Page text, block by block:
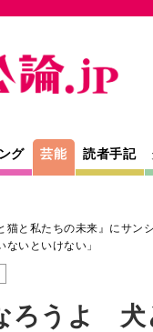
グ 芸能 読者手記
猫と私たちの未来』にサン
いといけない」
ろうよ 犬